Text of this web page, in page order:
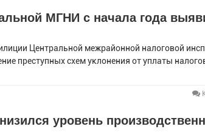
МГНИ с начала года
Центральной межрайонной налоговой
преступных схем уклонения от уплаты
уровень